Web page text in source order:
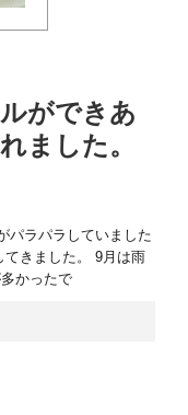
ができあ
ました。
パラパラしていました
きました。 9月は雨
かったで